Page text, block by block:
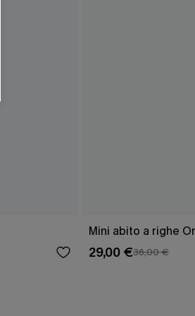
Mini abito a righe
29,00 €36,00 €
i nostri
valutare il livello di coinvolgimento,